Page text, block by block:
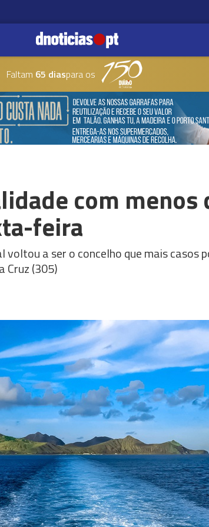
Faltam 65 diaspara os
com menos
feira
voltou a ser o concelho que mais casos
Cruz (305)